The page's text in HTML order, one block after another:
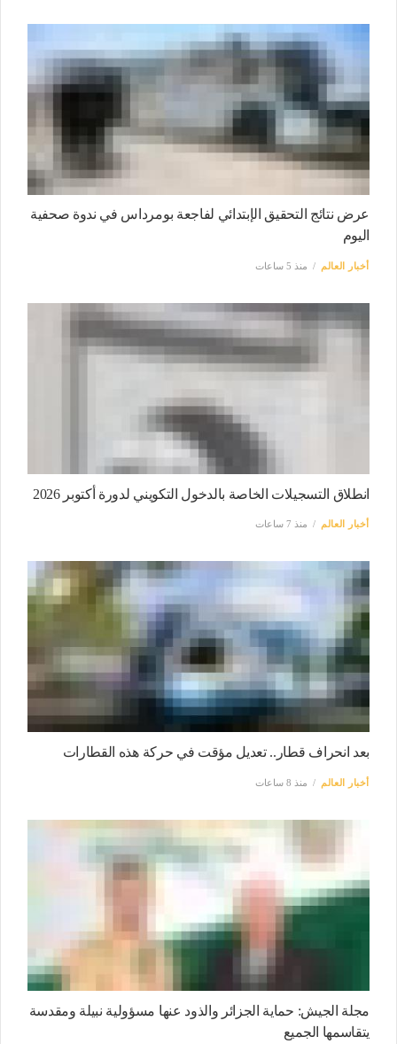
عرض نتائج التحقيق الإبتدائي لفاجعة بومرداس في ندوة صحفية
اليوم
أخبار العالم منذ 5 ساعات
انطلاق التسجيلات الخاصة بالدخول التكويني لدورة أكتوبر 2026
أخبار العالم منذ 7 ساعات
بعد انحراف قطار.. تعديل مؤقت في حركة هذه القطارات
أخبار العالم منذ 8 ساعات
مجلة الجيش: حماية الجزائر والذود عنها مسؤولية نبيلة ومقدسة
يتقاسمها الجميع